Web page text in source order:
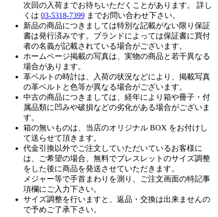
次回の入荷までお待ちいただくことがあります。 詳し
くは 03-5318-7399 までお問い合わせ下さい。
新品の商品につきましては特別な記載がない限り保証
書は発行済みです。ブランドによっては保証書に買付
者の名義が記載されている場合がございます。
ホームページ掲載の写真は、実物の商品と若干異なる
場合があります。
革ベルトの時計は、入荷の状況などにより、掲載写真
の革ベルトと色等が異なる場合がございます。
中古の商品につきましては、経年により箱や冊子・付
属品類に凹みや破損などの劣化がある場合がございま
す。
箱の無いものは、当店のオリジナル BOX をお付けし
て送らせて頂きます。
代金引換以外でご注文していただいているお客様に
は、ご希望の場合、無料でブレスレットのサイズ調整
をした後に商品を発送させていただきます。
メジャー等で手首まわりを測り、ご注文画面の特記事
項欄にご入力下さい。
サイズ調整を行いますと、返品・交換は出来ませんの
で予めご了承下さい。